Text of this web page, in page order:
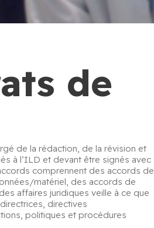
de
de la rédaction, de la révision et
à l’ILD et devant être signés avec
comprennent des accords de
matériel, des accords de
affaires juridiques veille à ce que
directives
politiques et procédures